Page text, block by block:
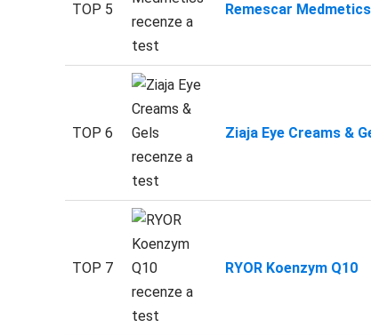
TOP 5 Remescar Medmetics
TOP 6 Ziaja Eye Creams &
TOP 7 RYOR Koenzym Q10